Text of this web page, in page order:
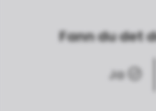
Fann du det
Ja